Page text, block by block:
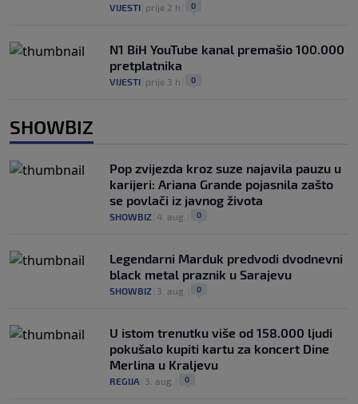
VIJESTI prije 2 h 0
N1 BiH YouTube kanal premašio 100.000
pretplatnika
VIJESTI prije 3 h 0
SHOWBIZ
Pop zvijezda kroz suze najavila pauzu u
karijeri: Ariana Grande pojasnila zašto
se povlači iz javnog života
SHOWBIZ 4. aug. 0
Legendarni Marduk predvodi dvodnevni
black metal praznik u Sarajevu
SHOWBIZ 3. aug. 0
U istom trenutku više od 158.000 ljudi
pokušalo kupiti kartu za koncert Dine
Merlina u Kraljevu
REGIJA 3. aug. 0